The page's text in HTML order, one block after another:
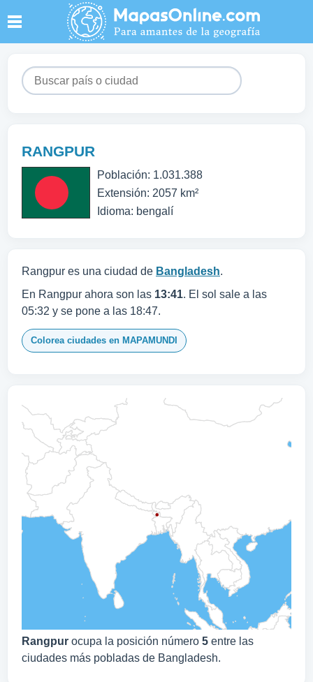
RANGPUR
Población: 1.031.388
Extensión: 2057 km²
Idioma: bengalí
Rangpur es una ciudad de Bangladesh.
En Rangpur ahora son las 13:41. El sol sale a las
05:32 y se pone a las 18:47.
Colorea ciudades en MAPAMUNDI
Rangpur ocupa la posición número 5 entre las
ciudades más pobladas de Bangladesh.